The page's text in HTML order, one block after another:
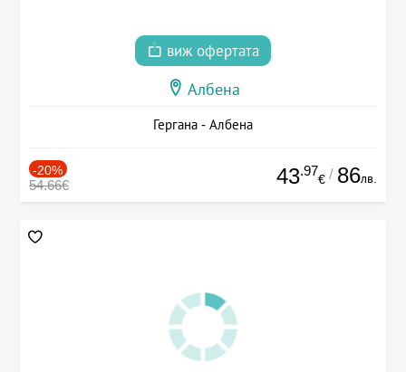
виж офертата
Албена
Гергана - Албена
-20%
54.66€ 43.97
€ / 86лв.